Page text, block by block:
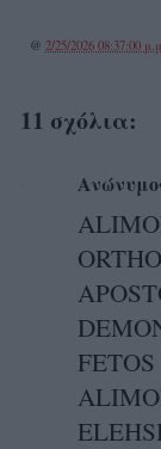
@ 2/25/2026 08:37:00
11 σχόλια: